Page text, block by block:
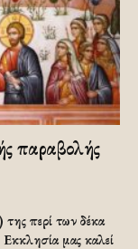
παραβολής
περί των δέκα
μας καλεί